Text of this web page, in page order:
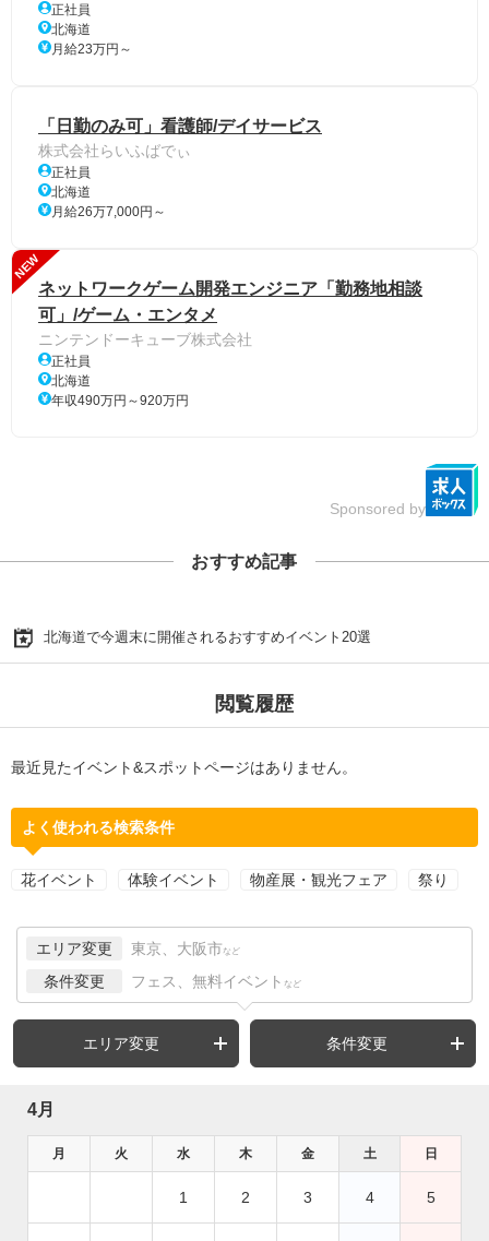
正社員
北海道
月給23万円～
「日勤のみ可」看護師/デイサービス
株式会社らいふばでぃ
正社員
北海道
月給26万7,000円～
NEW
ネットワークゲーム開発エンジニア「勤務地相談
可」/ゲーム・エンタメ
ニンテンドーキューブ株式会社
正社員
北海道
年収490万円～920万円
Sponsored by
おすすめ記事
北海道で今週末に開催されるおすすめイベント20選
閲覧履歴
最近見たイベント&スポットページはありません。
よく使われる検索条件
花イベント 体験イベント 物産展・観光フェア 祭り
エリア変更 東京、大阪市 など
条件変更 フェス、無料イベント など
エリア変更 条件変更
4月
月 火 水 木 金 土 日
1 2 3 4 5